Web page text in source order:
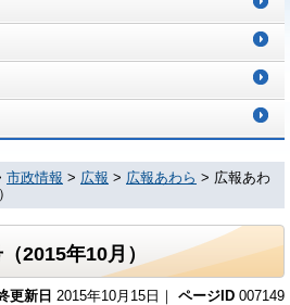
市政情報 > 広報 > 広報あわら > 広報あわ
2015年10月）
更新日 2015年10月15日｜ ページID 007149